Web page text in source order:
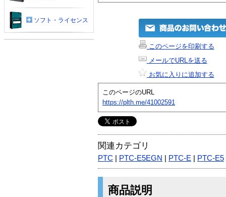
このページを印刷する
メールでURLを送る
お気に入りに追加する
このページのURL
https://plth.me/41002591
関連カテゴリ
PTC PTC-E5EGN PTC-E PTC-E5
商品説明
ソフト・ライセンス